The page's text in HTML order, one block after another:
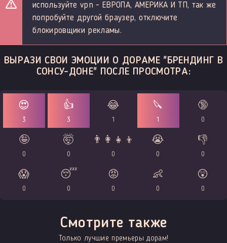
используйте vpn - ЕВРОПА, АМЕРИКА И ТП, так же
попробуйте другой браузер, отключите
блокировщики рекламы.
ВЫРАЗИ СВОИ ЭМОЦИИ О ДОРАМЕ "БРЕНДИНГ В
СОНСУ-ДОНЕ" ПОСЛЕ ПРОСМОТРА:
😍
3
👍
3
😂
1
🔪
1
🔞
0
🤪
0
🤯
0
👨‍👩‍👧‍👦
0
😭
0
👎
0
😱
0
😴
0
😡
0
👶
0
😲
0
Смотрите также
Только лучшие премьеры дорам!